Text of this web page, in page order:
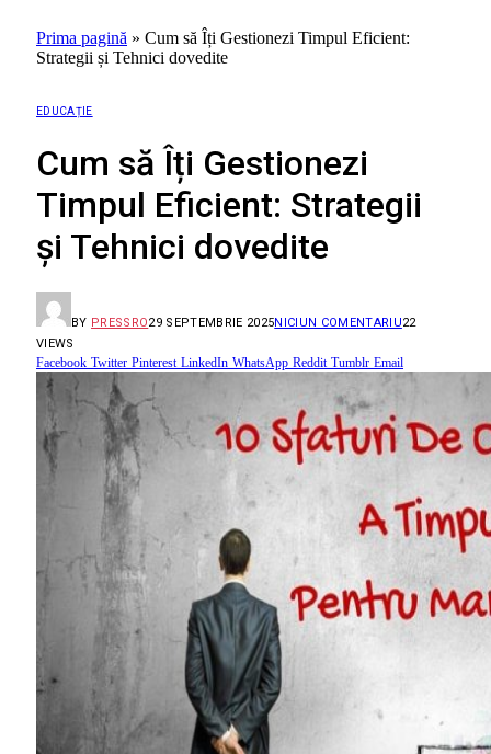
Prima pagină » Cum să Îți Gestionezi Timpul Eficient:
Strategii și Tehnici dovedite
EDUCAȚIE
Cum să Îți Gestionezi
Timpul Eficient: Strategii
și Tehnici dovedite
BY PRESSRO29 SEPTEMBRIE 2025NICIUN COMENTARIU22
VIEWS
Facebook Twitter Pinterest LinkedIn WhatsApp Reddit Tumblr Email